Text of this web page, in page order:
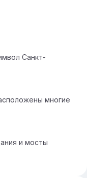
Санкт-
многие
и мосты